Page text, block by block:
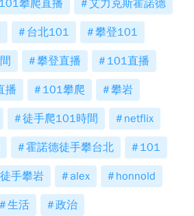
101攀爬直播 艾力克斯霍諾德
台北101 攀登101
攀登直播 101直播
播 101攀爬 攀岩
徒手爬101時間 netflix
霍諾德徒手攀台北 101
徒手攀岩 alex honnold
生活 政治